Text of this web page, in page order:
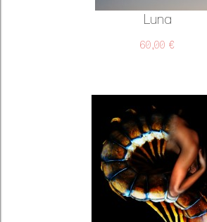
Luna
60,00 €